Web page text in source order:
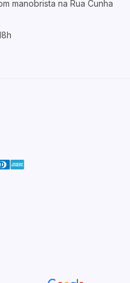
manobrista na Rua Cunha